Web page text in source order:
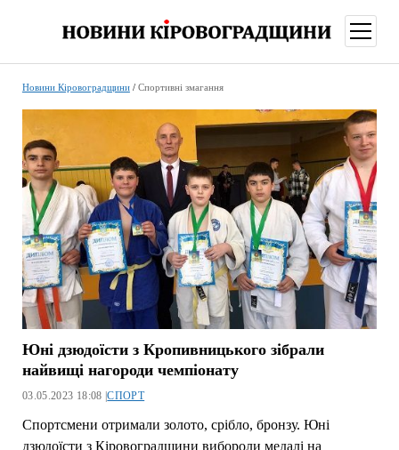
меню
Новини Кіровоградщини/ Спортивні змагання
Юні дзюдоїсти з Кропивницького зібрали
найвищі нагороди чемпіонату
03.05.2023 18:08 |СПОРТ
Спортсмени отримали золото, срібло, бронзу. Юні
дзюдоїсти з Кіровоградщини вибороли медалі на